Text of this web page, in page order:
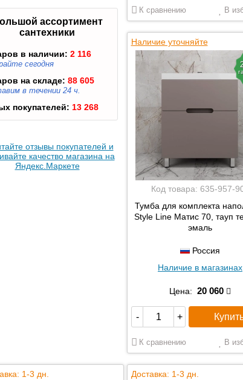
ассортимент
сантехники
в наличии: 2 116
сегодня
на складе: 88 605
в течении 24 ч.
покупателей: 13 268
К сравнению В
Наличие уточняйте
Код товара: 635-957-
Тумба для комплекта
Style Line Матис 70, тауп
эмаль
Россия
Наличие в магазинах
Цена: 20 060
- +
К сравнению В
1-3 дн. Доставка: 1-3 дн.